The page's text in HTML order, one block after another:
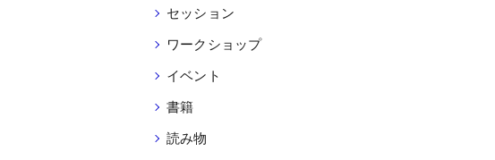
セッション
ワークショップ
イベント
書籍
読み物